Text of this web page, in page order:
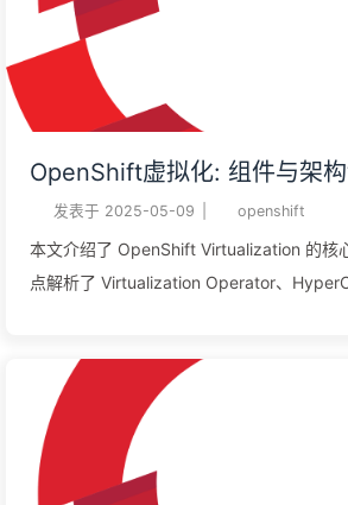
OpenShift虚拟化: 组件与架
发表于 2025-05-09 openshift
本文介绍了 OpenShift Virtualization 的核
点解析了 Virtualization Operator、
件，管理员和开发者可以使用容器管理的
实现基础设施管理的统一化与高效化。